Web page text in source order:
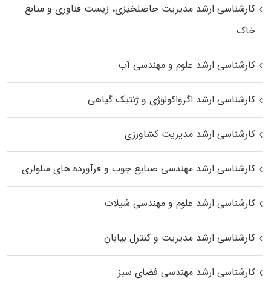
کارشناسی ارشد مدیریت حاصلخیزی، زیست فناوری و منابع
خاک
کارشناسی ارشد علوم و مهندسی آب
کارشناسی ارشد اگرواکولوژی و ژنتیک گیاهی
کارشناسی ارشد مدیریت کشاورزی
کارشناسی ارشد مهندسی صنایع چوب و فرآورده‌ های سلولزی
کارشناسی ارشد علوم و مهندسی شیلات
کارشناسی ارشد مدیریت و کنترل بیابان
کارشناسی ارشد مهندسی فضای سبز